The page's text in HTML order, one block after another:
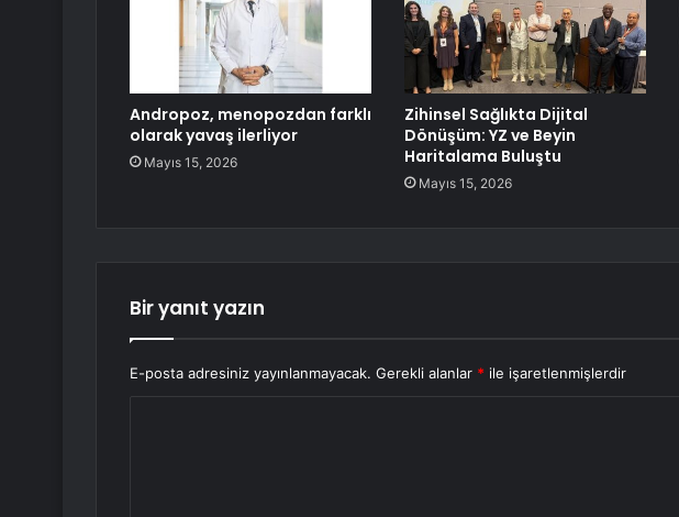
Andropoz, menopozdan farklı
olarak yavaş ilerliyor
Mayıs 15, 2026
Zihinsel Sağlıkta Dijital
Dönüşüm: YZ ve Beyin
Haritalama Buluştu
Mayıs 15, 2026
Bir yanıt yazın
E-posta adresiniz yayınlanmayacak. Gerekli alanlar * ile işaretlenmişlerdir